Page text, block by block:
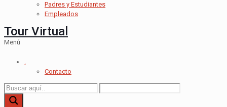
Padres y Estudiantes
Empleados
Tour Virtual
Menú
.
Contacto